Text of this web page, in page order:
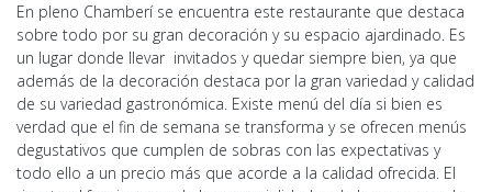
En pleno Chamberí se encuentra este restaurante que destaca
sobre todo por su gran decoración y su espacio ajardinado. Es
un lugar donde llevar invitados y quedar siempre bien, ya que
además de la decoración destaca por la gran variedad y calidad
de su variedad gastronómica. Existe menú del día si bien es
verdad que el fin de semana se transforma y se ofrecen menús
degustativos que cumplen de sobras con las expectativas y
todo ello a un precio más que acorde a la calidad ofrecida. El